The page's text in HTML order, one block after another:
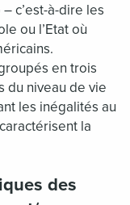
c’est-à-dire les
ou l’Etat où
en trois
du niveau de vie
les inégalités au
la
des